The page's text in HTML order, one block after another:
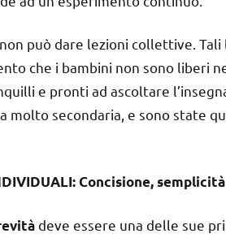
può dare lezioni collettive.
che i bambini non sono liberi
e pronti ad ascoltare
molto secondaria, e sono state
Concisione,
deve essere una delle sue